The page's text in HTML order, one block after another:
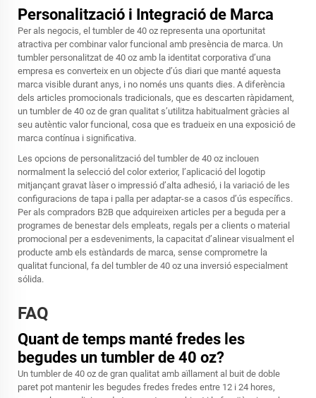
Personalització i Integració de Marca
Per als negocis, el tumbler de 40 oz representa una oportunitat
atractiva per combinar valor funcional amb presència de marca. Un
tumbler personalitzat de 40 oz amb la identitat corporativa d’una
empresa es converteix en un objecte d’ús diari que manté aquesta
marca visible durant anys, i no només uns quants dies. A diferència
dels articles promocionals tradicionals, que es descarten ràpidament,
un tumbler de 40 oz de gran qualitat s’utilitza habitualment gràcies al
seu autèntic valor funcional, cosa que es tradueix en una exposició de
marca contínua i significativa.
Les opcions de personalització del tumbler de 40 oz inclouen
normalment la selecció del color exterior, l’aplicació del logotip
mitjançant gravat làser o impressió d’alta adhesió, i la variació de les
configuracions de tapa i palla per adaptar-se a casos d’ús específics.
Per als compradors B2B que adquireixen articles per a beguda per a
programes de benestar dels empleats, regals per a clients o material
promocional per a esdeveniments, la capacitat d’alinear visualment el
producte amb els estàndards de marca, sense comprometre la
qualitat funcional, fa del tumbler de 40 oz una inversió especialment
sólida.
FAQ
Quant de temps manté fredes les
begudes un tumbler de 40 oz?
Un tumbler de 40 oz de gran qualitat amb aïllament al buit de doble
paret pot mantenir les begudes fredes fredes entre 12 i 24 hores,